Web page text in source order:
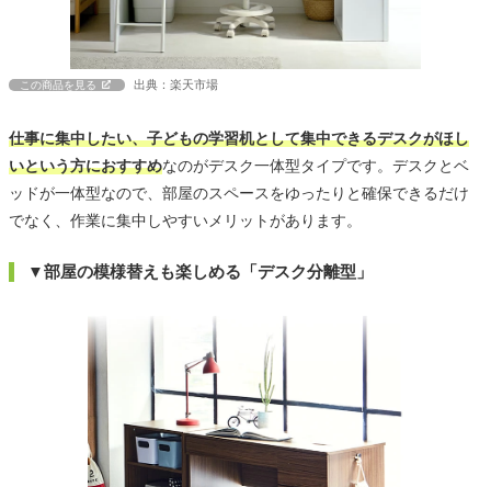
この商品を見る 出典：楽天市場
仕事に集中したい、子どもの学習机として集中できるデスクがほし
いという方におすすめなのがデスク一体型タイプです。デスクとベ
ッドが一体型なので、部屋のスペースをゆったりと確保できるだけ
でなく、作業に集中しやすいメリットがあります。
▼部屋の模様替えも楽しめる「デスク分離型」